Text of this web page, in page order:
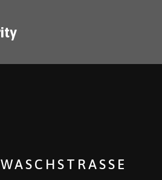
WASCHSTRASSE